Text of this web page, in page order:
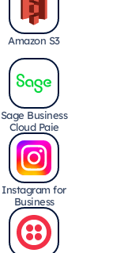
Amazon S3
Sage Business
Cloud Paie
Instagram for
Business